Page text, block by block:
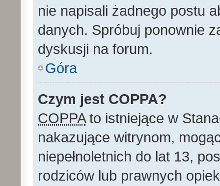
nie napisali żadnego postu
danych. Spróbuj ponownie
dyskusji na forum.
Góra
Czym jest COPPA?
COPPAto istniejące w
nakazujące witrynom,
niepełnoletnich do lat 13,
rodziców lub prawnych